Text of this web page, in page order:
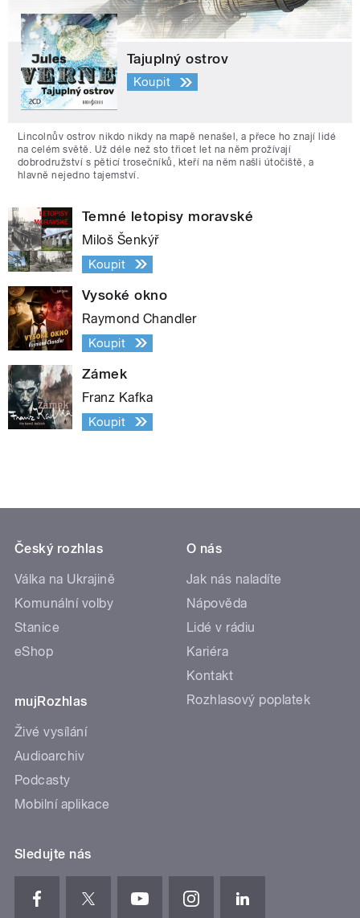
Tajuplný ostrov
Koupit
Lincolnův ostrov nikdo nikdy na mapě nenašel, a přece ho znají lidé
na celém světě. Už déle než sto třicet let na něm prožívají
dobrodružství s pěticí trosečníků, kteří na něm našli útočiště, a
hlavně nejedno tajemství.
Temné letopisy moravské
Miloš Šenkýř
Koupit
Vysoké okno
Raymond Chandler
Koupit
Zámek
Franz Kafka
Koupit
Český rozhlas
Válka na Ukrajině
Komunální volby
Stanice
eShop
mujRozhlas
Živé vysílání
Audioarchiv
Podcasty
Mobilní aplikace
O nás
Jak nás naladíte
Nápověda
Lidé v rádiu
Kariéra
Kontakt
Rozhlasový poplatek
Sledujte nás